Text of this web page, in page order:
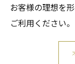
お客様の理想を
ご利用ください。